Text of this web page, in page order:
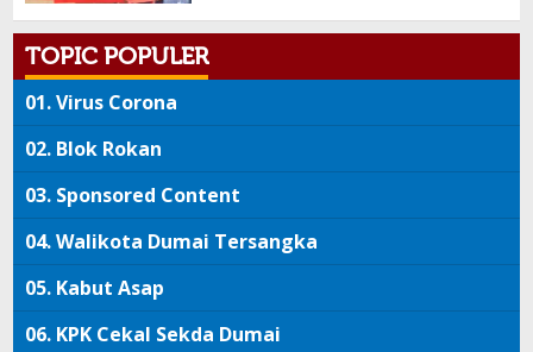
TOPIC POPULER
01.Virus Corona
02. Blok Rokan
03. Sponsored Content
04.Walikota Dumai Tersangka
05. Kabut Asap
06. KPK Cekal Sekda Dumai